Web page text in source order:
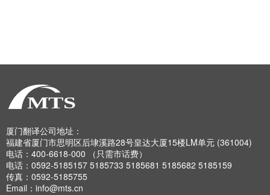
厦门翻译公司地址：
福建省厦门市思明区后埭溪路28号皇达大厦15楼LM单元 (361004)
电话：400-6618-000 （只需市话费）
电话：0592-5185157 5185733 5185681 5185682 5185159
传真：0592-5185755
Email：info@mts.cn